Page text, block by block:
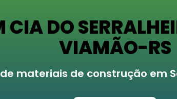
CIA DO
VIAMÃO-RS
materiais de construção em